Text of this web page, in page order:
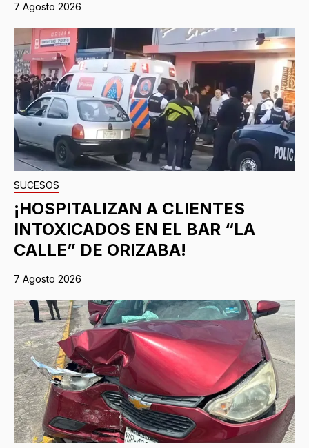
7 Agosto 2026
SUCESOS
¡HOSPITALIZAN A CLIENTES
INTOXICADOS EN EL BAR “LA
CALLE” DE ORIZABA!
7 Agosto 2026